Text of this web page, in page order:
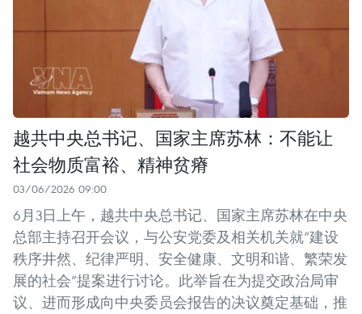
越共中央总书记、国家主席苏林：不能让
社会物质富裕、精神贫瘠
03/06/2026 09:00
6月3日上午，越共中央总书记、国家主席苏林在中央
总部主持召开会议，与公安党委及相关机关就“建设
秩序井然、纪律严明、安全健康、文明和谐、繁荣发
展的社会”提案进行讨论。此举旨在为提交政治局审
议、进而形成向中央委员会报告的决议奠定基础，推